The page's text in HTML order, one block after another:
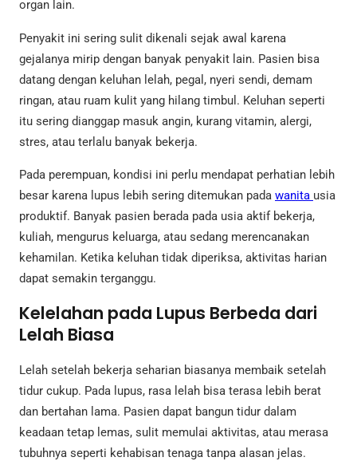
organ lain.
Penyakit ini sering sulit dikenali sejak awal karena
gejalanya mirip dengan banyak penyakit lain. Pasien bisa
datang dengan keluhan lelah, pegal, nyeri sendi, demam
ringan, atau ruam kulit yang hilang timbul. Keluhan seperti
itu sering dianggap masuk angin, kurang vitamin, alergi,
stres, atau terlalu banyak bekerja.
Pada perempuan, kondisi ini perlu mendapat perhatian lebih
besar karena lupus lebih sering ditemukan pada wanita usia
produktif. Banyak pasien berada pada usia aktif bekerja,
kuliah, mengurus keluarga, atau sedang merencanakan
kehamilan. Ketika keluhan tidak diperiksa, aktivitas harian
dapat semakin terganggu.
Kelelahan pada Lupus Berbeda dari
Lelah Biasa
Lelah setelah bekerja seharian biasanya membaik setelah
tidur cukup. Pada lupus, rasa lelah bisa terasa lebih berat
dan bertahan lama. Pasien dapat bangun tidur dalam
keadaan tetap lemas, sulit memulai aktivitas, atau merasa
tubuhnya seperti kehabisan tenaga tanpa alasan jelas.